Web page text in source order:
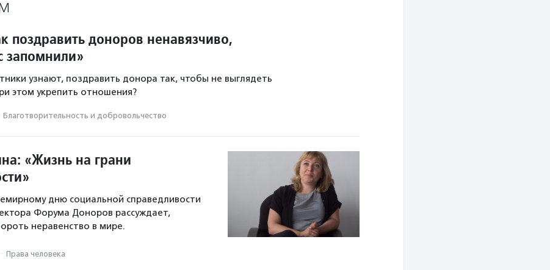
поздравить доноров ненавязчиво,
запомнили»
узнают, поздравить донора так, чтобы не выглядеть
этом укрепить отношения?
Благотвори­тель­ность и доброволь­чест­во
«Жизнь на грани
дню социальной справедливости
Форума Доноров рассуждает,
неравенство в мире.
· Права человека